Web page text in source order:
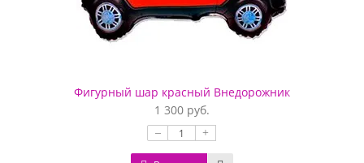
Фигурный шар красный Внедорожник
1 300 руб.
– +